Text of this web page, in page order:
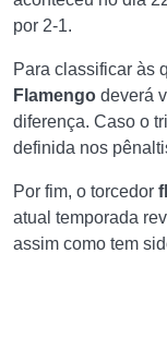
por 2-1.
Para classificar às
Flamengo deverá
diferença. Caso o
definida nos
Por fim, o torcedor
atual temporada
assim como tem